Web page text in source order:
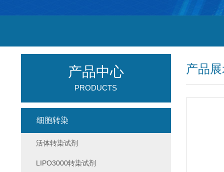
产品
产品中心
PRODUCTS
细胞转染
活体转染试剂
LIPO3000转染试剂